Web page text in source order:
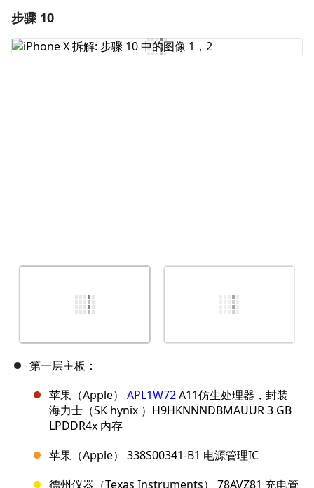
步骤 10
第一层主板：
苹果（Apple） APL1W72A11仿生处理器，封装
海力士（SK hynix ）H9HKNNNDBMAUUR 3 GB
LPDDR4x 内存
苹果（Apple） 338S00341-B1 电源管理IC
德州仪器（Texas Instruments） 78AVZ81 充电管